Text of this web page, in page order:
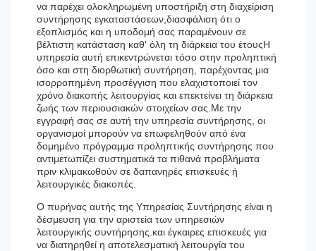
να παρέχει ολοκληρωμένη υποστήριξη στη διαχείριση
συντήρησης εγκαταστάσεων,διασφάλιση ότι ο
εξοπλισμός και η υποδομή σας παραμένουν σε
βέλτιστη κατάσταση καθ' όλη τη διάρκεια του έτουςΗ
υπηρεσία αυτή επικεντρώνεται τόσο στην προληπτική
όσο και στη διορθωτική συντήρηση, παρέχοντας μια
ισορροπημένη προσέγγιση που ελαχιστοποιεί τον
χρόνο διακοπής λειτουργίας και επεκτείνει τη διάρκεια
ζωής των περιουσιακών στοιχείων σας.Με την
εγγραφή σας σε αυτή την υπηρεσία συντήρησης, οι
οργανισμοί μπορούν να επωφεληθούν από ένα
δομημένο πρόγραμμα προληπτικής συντήρησης που
αντιμετωπίζει συστηματικά τα πιθανά προβλήματα
πριν κλιμακωθούν σε δαπανηρές επισκευές ή
λειτουργικές διακοπές.
Ο πυρήνας αυτής της Υπηρεσίας Συντήρησης είναι η
δέσμευση για την αριστεία των υπηρεσιών
λειτουργικής συντήρησης.και έγκαιρες επισκευές για
να διατηρηθεί η αποτελεσματική λειτουργία του